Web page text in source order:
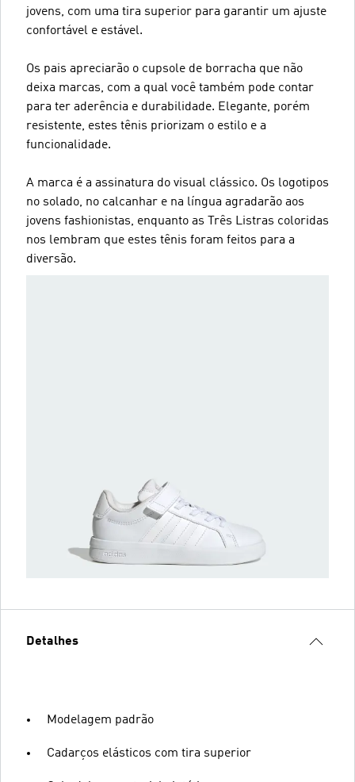
jovens, com uma tira superior para garantir um ajuste
confortável e estável.
Os pais apreciarão o cupsole de borracha que não
deixa marcas, com a qual você também pode contar
para ter aderência e durabilidade. Elegante, porém
resistente, estes tênis priorizam o estilo e a
funcionalidade.
A marca é a assinatura do visual clássico. Os logotipos
no solado, no calcanhar e na língua agradarão aos
jovens fashionistas, enquanto as Três Listras coloridas
nos lembram que estes tênis foram feitos para a
diversão.
Detalhes
Modelagem padrão
Cadarços elásticos com tira superior